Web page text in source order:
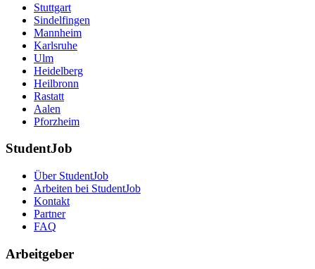
Stuttgart
Sindelfingen
Mannheim
Karlsruhe
Ulm
Heidelberg
Heilbronn
Rastatt
Aalen
Pforzheim
StudentJob
Über StudentJob
Arbeiten bei StudentJob
Kontakt
Partner
FAQ
Arbeitgeber